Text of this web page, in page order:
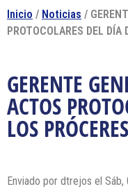
Inicio / Noticias /
PROTOCOLARES DEL DÍA
GERENTE
ACTOS
LOS PRÓCERES
Enviado por dtrejos el